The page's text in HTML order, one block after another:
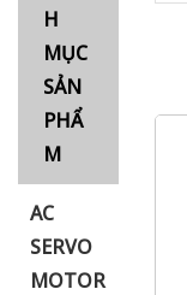
H
MỤC
SẢN
PHẨ
M
AC
SERVO
MOTOR
XNK